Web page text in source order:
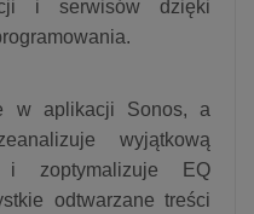
i serwisów dzięki
w aplikacji Sonos, a
wyjątkową
i zoptymalizuje EQ
odtwarzane treści